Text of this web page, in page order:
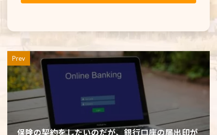
Prev
保険の契約をしたいのだが、銀行口座の届出印が